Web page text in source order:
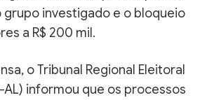
grupo investigado e o bloqueio
a R$ 200 mil.
o Tribunal Regional Eleitoral
AL) informou que os processos